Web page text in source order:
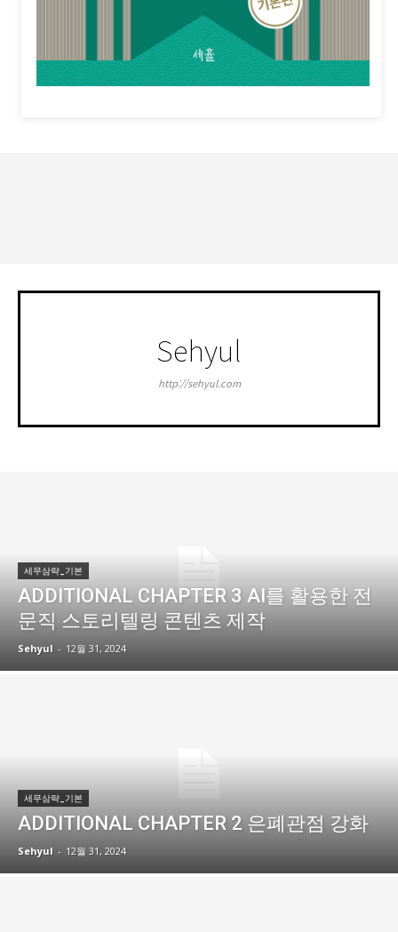
Sehyul
http://sehyul.com
세무삼략_기본
ADDITIONAL CHAPTER 3 AI를 활용한 전
문직 스토리텔링 콘텐츠 제작
Sehyul - 12월 31, 2024
세무삼략_기본
ADDITIONAL CHAPTER 2 은폐관점 강화
Sehyul - 12월 31, 2024